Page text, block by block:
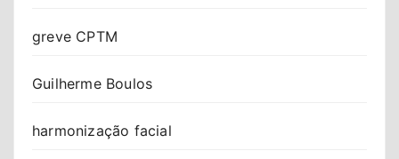
greve CPTM
Guilherme Boulos
harmonização facial